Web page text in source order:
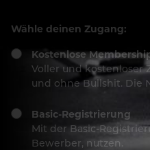
Wähle deinen Zugang:
Kostenlose
Voller und kostenloser
und ohne Bullshit. Die
Basic-Registrierung
Mit der Basic-
Bewerber, nutzen.